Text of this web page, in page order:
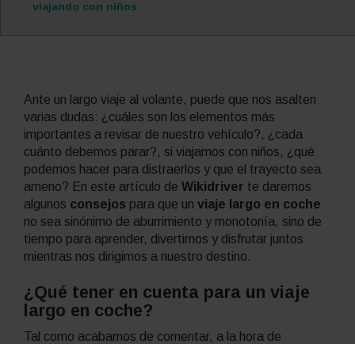
viajando con niños
Ante un largo viaje al volante, puede que nos asalten
varias dudas: ¿cuáles son los elementos más
importantes a revisar de nuestro vehículo?, ¿cada
cuánto debemos parar?, si viajamos con niños, ¿qué
podemos hacer para distraerlos y que el trayecto sea
ameno? En este artículo de Wikidriver te daremos
algunos consejos para que un viaje largo en coche
no sea sinónimo de aburrimiento y monotonía, sino de
tiempo para aprender, divertirnos y disfrutar juntos
mientras nos dirigimos a nuestro destino.
¿Qué tener en cuenta para un viaje
largo en coche?
Tal como acabamos de comentar, a la hora de